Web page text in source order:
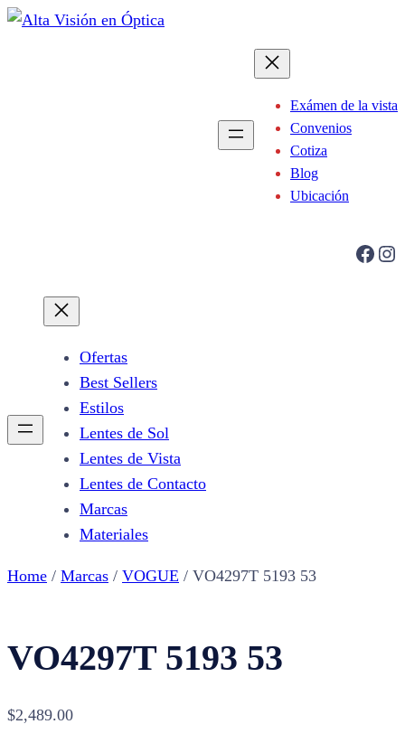
Saltar
Exámen de la vista
Convenios
Cotiza
Blog
Ubicación
Facebook Instagram
Ofertas
Best Sellers
Estilos
Lentes de Sol
Lentes de Vista
Lentes de Contacto
Marcas
Materiales
Home / Marcas / VOGUE / VO4297T 5193 53
VO4297T 5193 53
$2,489.00